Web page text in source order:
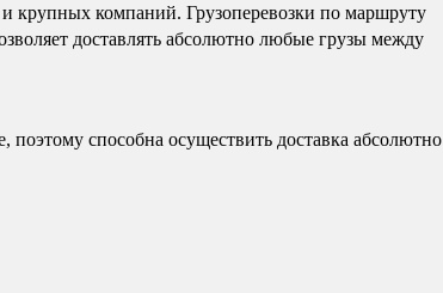
крупных компаний. Грузоперевозки по маршруту
доставлять абсолютно любые грузы между
способна осуществить доставка абсолютно